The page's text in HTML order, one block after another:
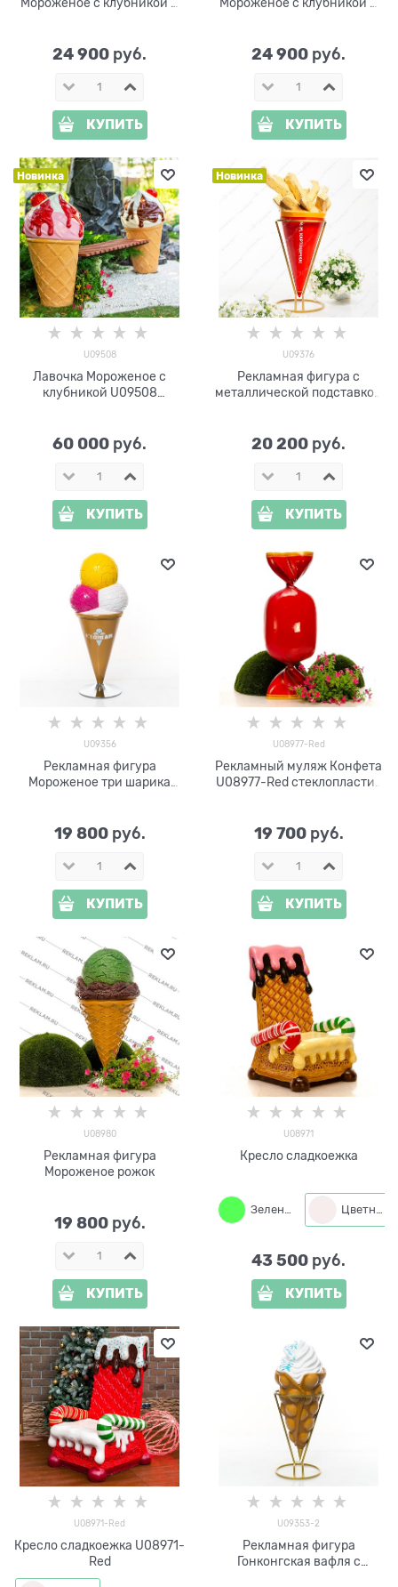
h=114 см
24 900 руб.
КУПИТЬ
h=114 см
24 900 руб.
КУПИТЬ
Новинка
U09508
Лавочка Мороженое c
клубникой U09508
60 000 руб.
КУПИТЬ
Новинка
U09376
Рекламная фигура с
металлической подставкой
20 200 руб.
КУПИТЬ
U09356
Рекламная фигура
Мороженое три шарика
19 800 руб.
КУПИТЬ
U08977-Red
Рекламный муляж Конфета
U08977-Red стеклопластик
19 700 руб.
КУПИТЬ
U08980
Рекламная фигура
Мороженое рожок
19 800 руб.
КУПИТЬ
U08971
Кресло сладкоежка
Зеленый Цветная
43 500 руб.
КУПИТЬ
U08971-Red
Кресло сладкоежка U08971-
Red
U09353-2
Рекламная фигура
Гонконгская вафля с